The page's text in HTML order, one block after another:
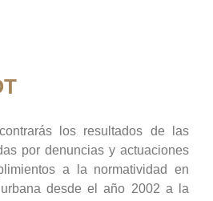
los resultados de las
por denuncias y actuaciones
a la normatividad en
desde el año 2002 a la